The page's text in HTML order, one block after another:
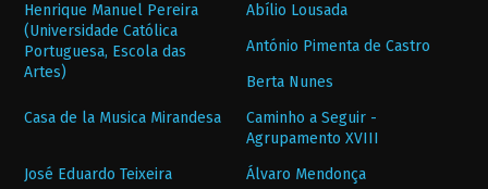
Henrique Manuel Pereira
(Universidade Católica
Portuguesa, Escola das
Artes)
Abílio Lousada
António Pimenta de Castro
Berta Nunes
Casa de la Musica Mirandesa
Caminho a Seguir -
Agrupamento XVIII
José Eduardo Teixeira
Álvaro Mendonça